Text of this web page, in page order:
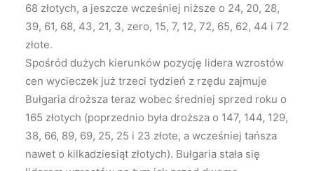
68 złotych, a jeszcze wcześniej niższe o 24, 20, 28,
39, 61, 68, 43, 21, 3, zero, 15, 7, 12, 72, 65, 62, 44 i 72
złote.
Spośród dużych kierunków pozycję lidera wzrostów
cen wycieczek już trzeci tydzień z rzędu zajmuje
Bułgaria droższa teraz wobec średniej sprzed roku o
165 złotych (poprzednio była droższa o 147, 144, 129,
38, 66, 89, 69, 25, 25 i 23 złote, a wcześniej tańsza
nawet o kilkadziesiąt złotych). Bułgaria stała się